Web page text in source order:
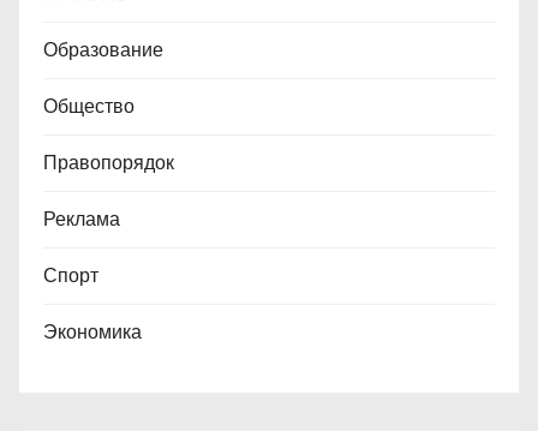
е
й
Образование
Общество
Правопорядок
Реклама
Спорт
Экономика